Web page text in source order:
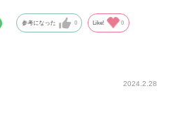
参考になった 0 Like! 0
2024.2.28